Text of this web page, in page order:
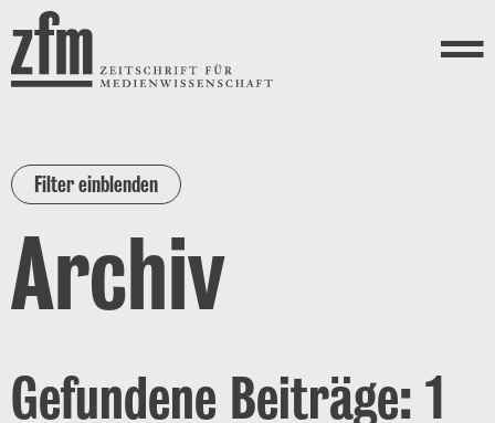
Direkt zum Inhalt
ZEITSCHRIFT FÜR
MEDIENWISSENSCHAFT
Menü
Filter einblenden
Archiv
Gefundene Beiträge: 1